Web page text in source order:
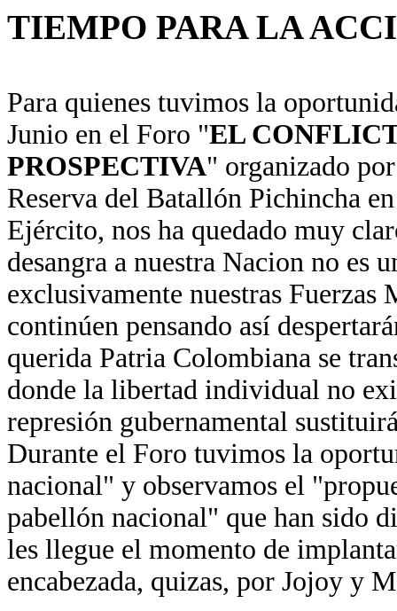
TIEMPO PARA LA
Para quienes tuvimos la
Junio en el Foro "EL
PROSPECTIVA" organizado
Reserva del Batallón Pichincha
Ejército, nos ha quedado muy
desangra a nuestra Nacion no es
exclusivamente nuestras
continúen pensando así
querida Patria Colombiana se
donde la libertad individual no
represión gubernamental
Durante el Foro tuvimos la
nacional" y observamos el
pabellón nacional" que han sido
les llegue el momento de
encabezada, quizas, por Jojoy y